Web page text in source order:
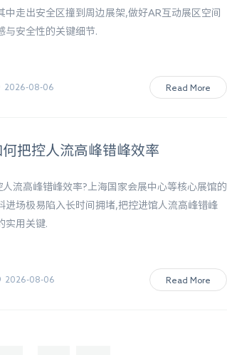
中走出安全区撞到周边展架,做好AR互动展区空间
与安全性的关键细节.
2026-08-06 Read More
何把控人流高峰错峰效率
人流高峰错峰效率?上海国家会展中心等核心展馆的
进场极易陷入长时间拥堵,把控进馆人流高峰错峰
实用关键.
2026-08-06 Read More